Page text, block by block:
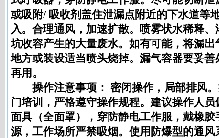
或吸附/ 吸收剂盖住泄漏点附近的下水道等
入。合理通风，加速扩散。喷雾状水稀释
坑收容产生的大量废水。如有可能，将漏
地方或装设适当喷头烧掉。漏气容器要妥
再用。
操作注意事项： 密闭操作，局部排风
门培训，严格遵守操作规程。建议操作人
面具（全面罩），穿防静电工作服，戴橡
源，工作场所严禁吸烟。使用防爆型的通